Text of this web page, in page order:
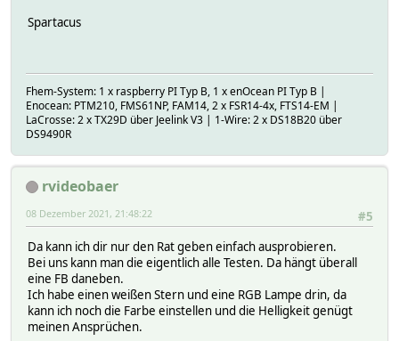
Spartacus
Fhem-System: 1 x raspberry PI Typ B, 1 x enOcean PI Typ B |
Enocean: PTM210, FMS61NP, FAM14, 2 x FSR14-4x, FTS14-EM |
LaCrosse: 2 x TX29D über Jeelink V3 | 1-Wire: 2 x DS18B20 über
DS9490R
rvideobaer
#5
08 Dezember 2021, 21:48:22
Da kann ich dir nur den Rat geben einfach ausprobieren.
Bei uns kann man die eigentlich alle Testen. Da hängt überall
eine FB daneben.
Ich habe einen weißen Stern und eine RGB Lampe drin, da
kann ich noch die Farbe einstellen und die Helligkeit genügt
meinen Ansprüchen.